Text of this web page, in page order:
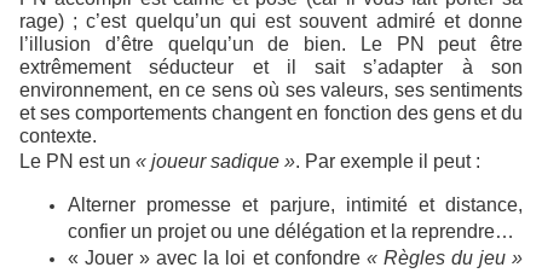
rage) ; c’est quelqu’un qui est souvent admiré et donne
l’illusion d’être quelqu’un de bien. Le PN peut être
extrêmement séducteur et il sait s’adapter à son
environnement, en ce sens où ses valeurs, ses sentiments
et ses comportements changent en fonction des gens et du
contexte.
Le PN est un « joueur sadique ». Par exemple il peut :
Alterner promesse et parjure, intimité et distance,
confier un projet ou une délégation et la reprendre…
« Jouer » avec la loi et confondre « Règles du jeu »